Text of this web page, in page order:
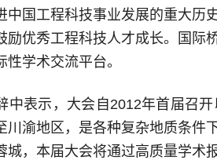
中国工程科技事业发展的重大历
励优秀工程科技人才成长。国际
性学术交流平台。
中表示，大会自2012年首届召
川渝地区，是各种复杂地质条件
城，本届大会将通过高质量学术